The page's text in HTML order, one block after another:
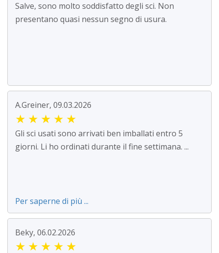
Salve, sono molto soddisfatto degli sci. Non
presentano quasi nessun segno di usura.
A.Greiner, 09.03.2026
★ ★ ★ ★ ★
Gli sci usati sono arrivati ben imballati entro 5
giorni. Li ho ordinati durante il fine settimana. ...
Per saperne di più ...
Beky, 06.02.2026
★ ★ ★ ★ ★